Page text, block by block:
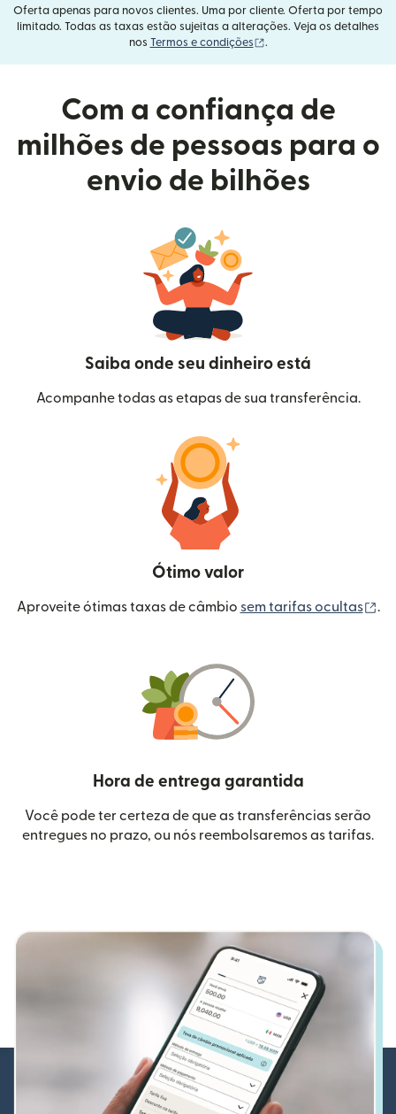
Oferta apenas para novos clientes. Uma por cliente. Oferta por tempo
limitado. Todas as taxas estão sujeitas a alterações. Veja os detalhes
nos Termos e condições (abre em uma nova
.
Com a confiança de
milhões de pessoas para o
envio de bilhões
Saiba onde seu dinheiro está
Acompanhe todas as etapas de sua transferência.
Ótimo valor
Aproveite ótimas taxas de câmbio sem tarifas ocultas .
Hora de entrega garantida
Você pode ter certeza de que as transferências serão
entregues no prazo, ou nós reembolsaremos as tarifas.